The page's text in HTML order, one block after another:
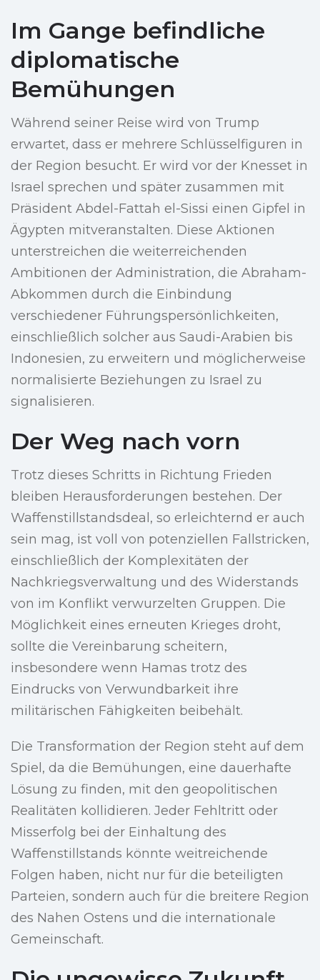
Im Gange befindliche
diplomatische
Bemühungen
Während seiner Reise wird von Trump
erwartet, dass er mehrere Schlüsselfiguren in
der Region besucht. Er wird vor der Knesset in
Israel sprechen und später zusammen mit
Präsident Abdel-Fattah el-Sissi einen Gipfel in
Ägypten mitveranstalten. Diese Aktionen
unterstreichen die weiterreichenden
Ambitionen der Administration, die Abraham-
Abkommen durch die Einbindung
verschiedener Führungspersönlichkeiten,
einschließlich solcher aus Saudi-Arabien bis
Indonesien, zu erweitern und möglicherweise
normalisierte Beziehungen zu Israel zu
signalisieren.
Der Weg nach vorn
Trotz dieses Schritts in Richtung Frieden
bleiben Herausforderungen bestehen. Der
Waffenstillstandsdeal, so erleichternd er auch
sein mag, ist voll von potenziellen Fallstricken,
einschließlich der Komplexitäten der
Nachkriegsverwaltung und des Widerstands
von im Konflikt verwurzelten Gruppen. Die
Möglichkeit eines erneuten Krieges droht,
sollte die Vereinbarung scheitern,
insbesondere wenn Hamas trotz des
Eindrucks von Verwundbarkeit ihre
militärischen Fähigkeiten beibehält.
Die Transformation der Region steht auf dem
Spiel, da die Bemühungen, eine dauerhafte
Lösung zu finden, mit den geopolitischen
Realitäten kollidieren. Jeder Fehltritt oder
Misserfolg bei der Einhaltung des
Waffenstillstands könnte weitreichende
Folgen haben, nicht nur für die beteiligten
Parteien, sondern auch für die breitere Region
des Nahen Ostens und die internationale
Gemeinschaft.